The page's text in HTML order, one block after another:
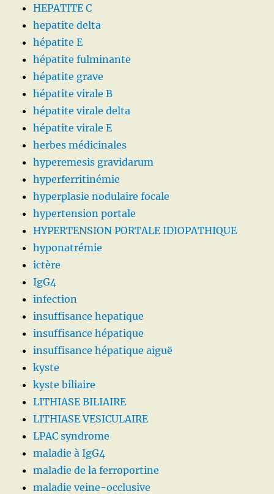
HEPATITE C
hepatite delta
hépatite E
hépatite fulminante
hépatite grave
hépatite virale B
hépatite virale delta
hépatite virale E
herbes médicinales
hyperemesis gravidarum
hyperferritinémie
hyperplasie nodulaire focale
hypertension portale
HYPERTENSION PORTALE IDIOPATHIQUE
hyponatrémie
ictère
IgG4
infection
insuffisance hepatique
insuffisance hépatique
insuffisance hépatique aiguë
kyste
kyste biliaire
LITHIASE BILIAIRE
LITHIASE VESICULAIRE
LPAC syndrome
maladie à IgG4
maladie de la ferroportine
maladie veine-occlusive